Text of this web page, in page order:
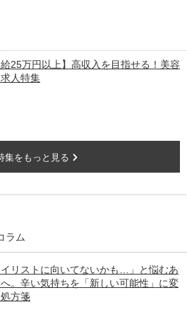
給25万円以上】高収入を目指せる！美容
人特集
集をもっと見る
ラム
イリストに向いてないかも…」と悩むあ
。辛い気持ちを「新しい可能性」に変
方箋